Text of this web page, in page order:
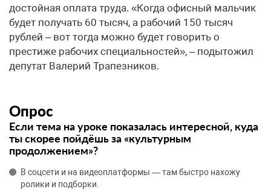
достойная оплата труда. «Когда офисный мальчик
будет получать 60 тысяч, а рабочий 150 тысяч
рублей – вот тогда можно будет говорить о
престиже рабочих специальностей», – подытожил
депутат Валерий Трапезников.
Опрос
Если тема на уроке показалась интересной, куда
ты скорее пойдёшь за «культурным
продолжением»?
В соцсети и на видеоплатформы — там быстро нахожу
ролики и подборки.